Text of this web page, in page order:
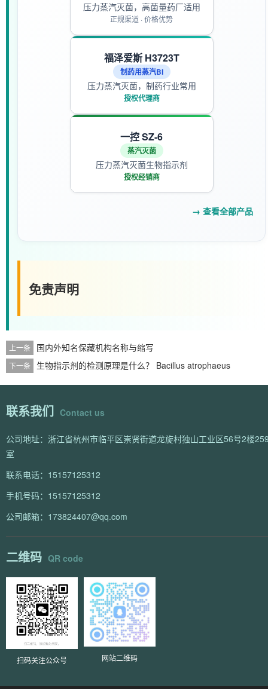
压力蒸汽灭菌，高菌量药厂适用
正规渠道 · 价格优势
福泽爱斯 H3723T
制药用蒸汽BI
压力蒸汽灭菌，制药行业常用
授权代理商
一控 SZ-6
蒸汽灭菌
压力蒸汽灭菌生物指示剂
授权经销商
→ 查看全部产品
免责声明
上一条 国内外知名保藏机构名称与缩写
下一条 生物指示剂的检测原理是什么？ Bacillus atrophaeus
联系我们 Contact us
公司地址：浙江省杭州市临平区崇贤街道龙旋村独山工业区56号2楼
室
联系电话：15157125312
手机号码：15157125312
公司邮箱：173824407@qq.com
二维码 QR code
扫码关注公众号 网站二维码